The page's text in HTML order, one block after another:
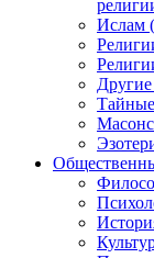
Ислам